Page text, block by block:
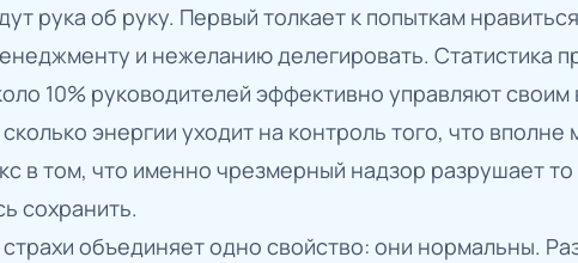
рука об руку. Первый толкает к попыткам
и нежеланию делегировать. Статистика
10% руководителей эффективно управляют
энергии уходит на контроль того, что
в том, что именно чрезмерный надзор разрушает
сохранить.
страхи объединяет одно свойство: они нормальны.